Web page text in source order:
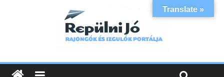
Translate »